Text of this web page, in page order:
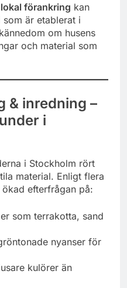
lokal förankring kan
är etablerat i
om husens
och material som
& inredning –
i
i Stockholm rört
material. Enligt flera
efterfrågan på:
som terrakotta, sand
nyanser för
kulörer än